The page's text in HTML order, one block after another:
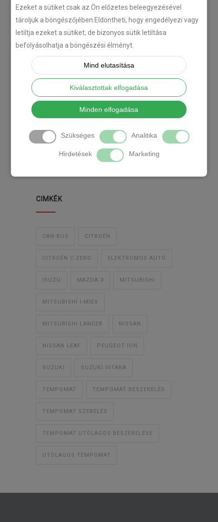
Ezeket a sütiket csak az Ön előzetes beleegyezésével
tároljuk a böngészőjében.Eldöntheti, hogy engedélyezi vagy
letiltja ezeket a sütiket, de bizonyos sütik letiltása
befolyásolhatja a böngészési élményt.
Mind elutasítása
Kiválasztottak elfogadása
Minden elfogadása
Szükséges Analitika
Hirdetések Marketing
2018-06-12
Citroën C-Zero tempomat
2018-02-14
KATEGÓRIA
TEMPOMAT TEMPOMAT BESZERELÉS
UTÓLAGOS TEMPOMAT
CIMKÉK
CAN-BUS CITROËN
CITROËN C-ZERO ELEKTROMOS AUTÓ
ISUZU MAZDA 3 MITSUBISHI
MITSUBISHI I-MIEV
MITSUBISHI LANCER NISSAN
NISSAN LEAF PEUGEOT ION
SUZUKI SUZUKI VITARA
TEMPOMAT TEMPOMAT BESZERELÉS
TEMPOMAT SZERELÉS
TEMPOMAT UTÓLAGOS BESZERELÉSE
UTÓLAGOS TEMPOMAT